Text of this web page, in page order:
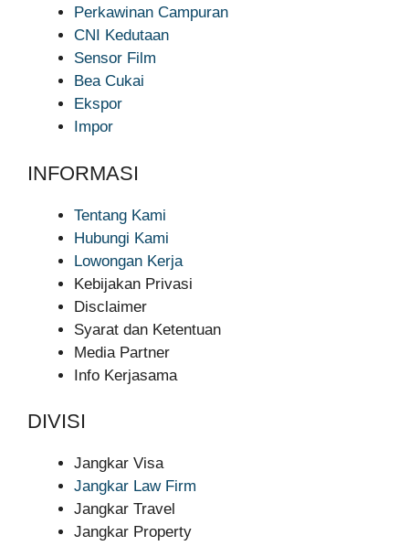
Perkawinan Campuran
CNI Kedutaan
Sensor Film
Bea Cukai
Ekspor
Impor
INFORMASI
Tentang Kami
Hubungi Kami
Lowongan Kerja
Kebijakan Privasi
Disclaimer
Syarat dan Ketentuan
Media Partner
Info Kerjasama
DIVISI
Jangkar Visa
Jangkar Law Firm
Jangkar Travel
Jangkar Property